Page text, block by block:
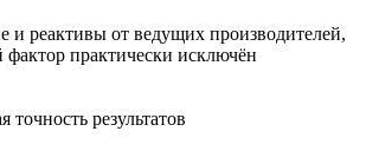
и реактивы от ведущих производителей,
фактор практически исключён
точность результатов